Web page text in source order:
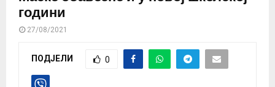
години
27/08/2021
ПОДЈЕЛИ 0